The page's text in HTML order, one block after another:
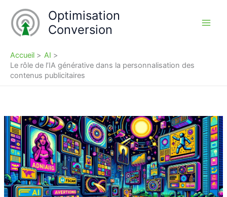
contenu
Optimisation
Conversion
Accueil
AI
Le rôle de l’IA générative dans la personnalisation des
contenus publicitaires